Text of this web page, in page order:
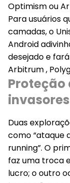
Optimism ou
Para usuários
camadas, o
Android
desejado e
Arbitrum ,
Proteção
invasores
Duas
como “ataque
running”. O
faz uma troca
lucro; o outro